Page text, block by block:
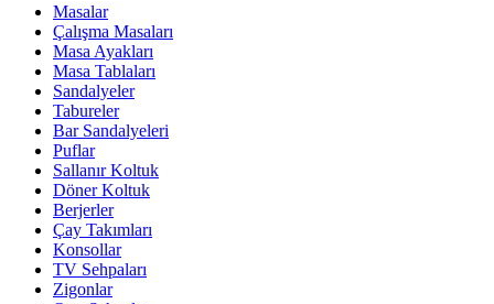
Masalar
Çalışma Masaları
Masa Ayakları
Masa Tablaları
Sandalyeler
Tabureler
Bar Sandalyeleri
Puflar
Sallanır Koltuk
Döner Koltuk
Berjerler
Çay Takımları
Konsollar
TV Sehpaları
Zigonlar